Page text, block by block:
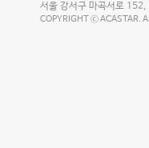
서울 강서구 마곡서로
COPYRIGHT ⓒ ACASTAR.